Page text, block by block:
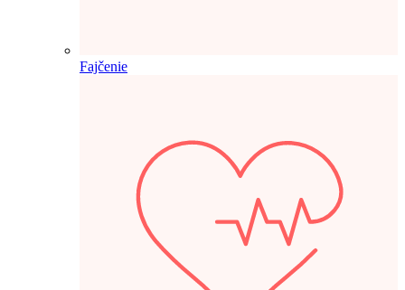
Fajčenie